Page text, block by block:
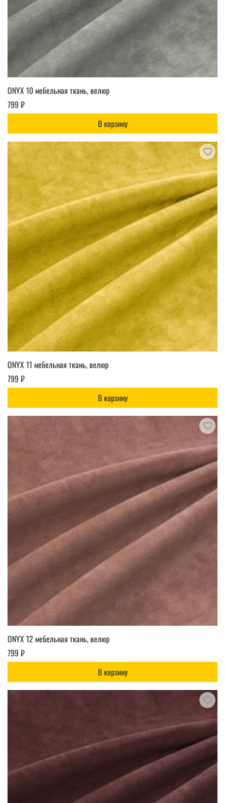
ONYX 10 мебельная ткань, велюр
799 ₽
В корзину
ONYX 11 мебельная ткань, велюр
799 ₽
В корзину
ONYX 12 мебельная ткань, велюр
799 ₽
В корзину